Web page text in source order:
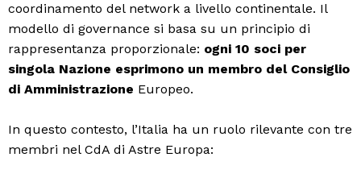
coordinamento del network a livello continentale. Il
modello di governance si basa su un principio di
rappresentanza proporzionale: ogni 10 soci per
singola Nazione esprimono un membro del Consiglio
di Amministrazione Europeo.
In questo contesto, l’Italia ha un ruolo rilevante con tre
membri nel CdA di Astre Europa: